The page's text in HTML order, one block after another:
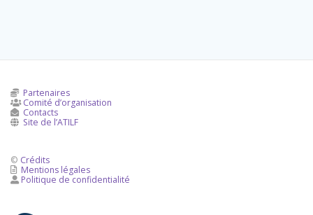
Partenaires
 Comité d’organisation
 Contacts
 Site de l’ATILF
© Crédits
 Mentions légales
 Politique de confidentialité